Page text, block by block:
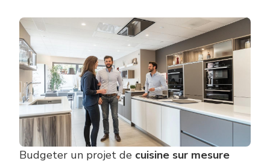
Budgeter un projet de cuisine sur mesure